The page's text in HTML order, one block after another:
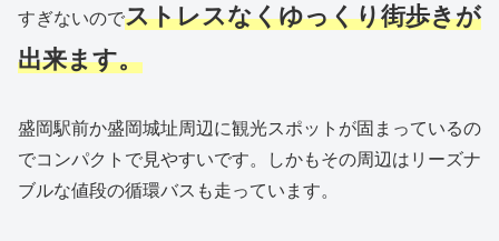
すぎないのでストレスなくゆっくり街歩きが
出来ます。
盛岡駅前か盛岡城址周辺に観光スポットが固まっているの
でコンパクトで見やすいです。しかもその周辺はリーズナ
ブルな値段の循環バスも走っています。